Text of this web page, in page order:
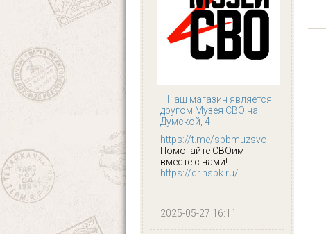
Наш магазин является
другом Музея СВО на
Думской, 4
https://t.me/spbmuzsvo
Помогайте СВОим
вместе с нами!
https://qr.nspk.ru/...
2025-05-27 16:11